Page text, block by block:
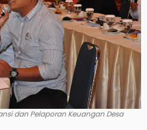
dan Pelaporan Keuangan Desa